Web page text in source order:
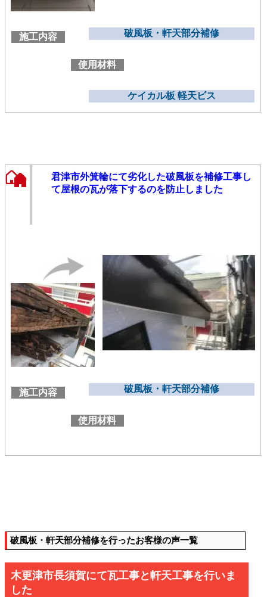
施工内容 破風板・軒天部分補修
使用材料
ケイカル板 軽天ビス
君津市外箕輪にて劣化した破風板を補修工事し
て屋根の瓦が落下するのを防止しました
施工内容 破風板・軒天部分補修
使用材料
破風板・軒天部分補修を行ったお客様の声一覧
木更津市長須賀にて瓦工事と軒天工事を行いま
した